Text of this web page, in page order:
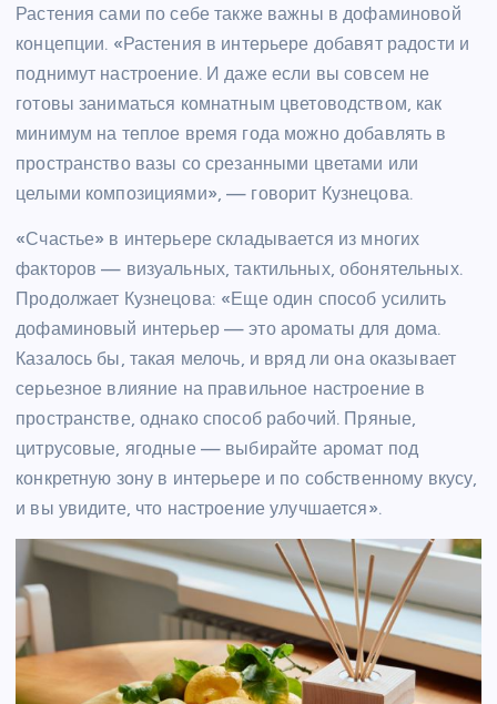
Растения сами по себе также важны в дофаминовой
концепции. «Растения в интерьере добавят радости и
поднимут настроение. И даже если вы совсем не
готовы заниматься комнатным цветоводством, как
минимум на теплое время года можно добавлять в
пространство вазы со срезанными цветами или
целыми композициями», — говорит Кузнецова.
«Счастье» в интерьере складывается из многих
факторов — визуальных, тактильных, обонятельных.
Продолжает Кузнецова: «Еще один способ усилить
дофаминовый интерьер — это ароматы для дома.
Казалось бы, такая мелочь, и вряд ли она оказывает
серьезное влияние на правильное настроение в
пространстве, однако способ рабочий. Пряные,
цитрусовые, ягодные — выбирайте аромат под
конкретную зону в интерьере и по собственному вкусу,
и вы увидите, что настроение улучшается».